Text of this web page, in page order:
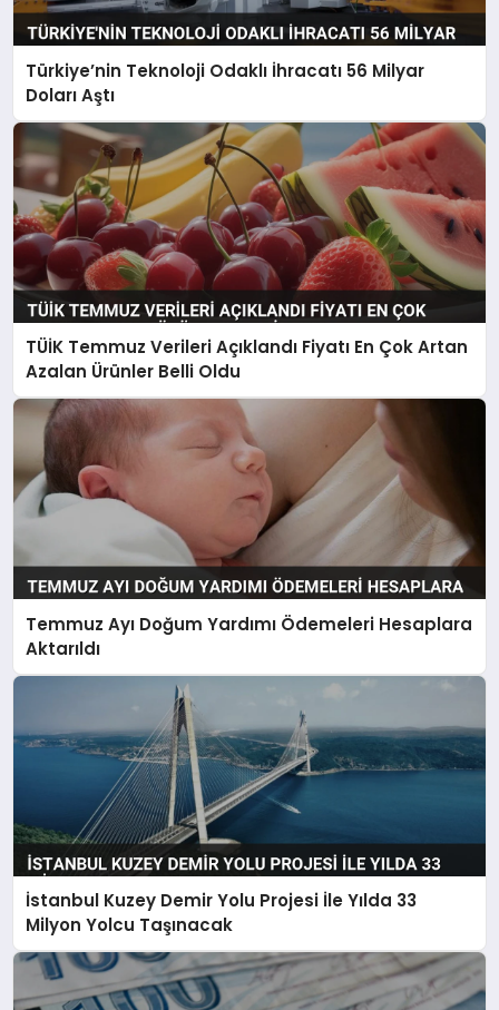
Türkiye’nin Teknoloji Odaklı İhracatı 56 Milyar
Doları Aştı
TÜİK Temmuz Verileri Açıklandı Fiyatı En Çok Artan
Azalan Ürünler Belli Oldu
Temmuz Ayı Doğum Yardımı Ödemeleri Hesaplara
Aktarıldı
İstanbul Kuzey Demir Yolu Projesi İle Yılda 33
Milyon Yolcu Taşınacak